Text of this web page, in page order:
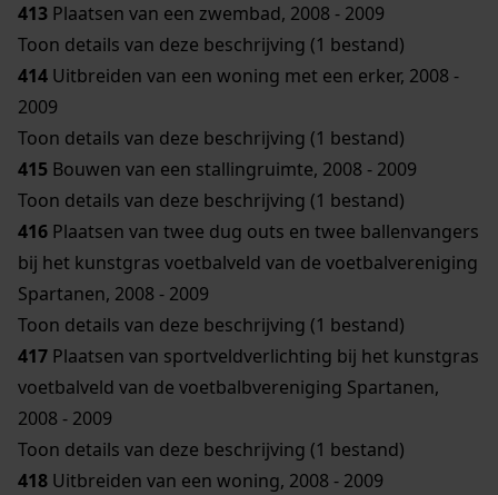
413 Plaatsen van een zwembad, 2008 - 2009
Toon details van deze beschrijving (1 bestand)
414 Uitbreiden van een woning met een erker, 2008 -
2009
Toon details van deze beschrijving (1 bestand)
415 Bouwen van een stallingruimte, 2008 - 2009
Toon details van deze beschrijving (1 bestand)
416 Plaatsen van twee dug outs en twee ballenvangers
bij het kunstgras voetbalveld van de voetbalvereniging
Spartanen, 2008 - 2009
Toon details van deze beschrijving (1 bestand)
417 Plaatsen van sportveldverlichting bij het kunstgras
voetbalveld van de voetbalbvereniging Spartanen,
2008 - 2009
Toon details van deze beschrijving (1 bestand)
418 Uitbreiden van een woning, 2008 - 2009